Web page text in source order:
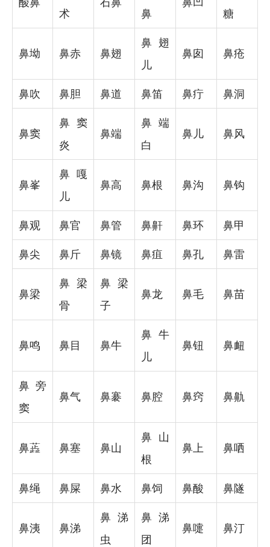
术 鼻 糖
鼻坳 鼻赤 鼻翅
鼻翅
儿
鼻囱 鼻疮
鼻吹 鼻胆 鼻道 鼻笛 鼻疔 鼻洞
鼻窦
鼻窦
炎
鼻端
鼻端
白
鼻儿 鼻风
鼻峯
鼻嘎
儿
鼻高 鼻根 鼻沟 鼻钩
鼻观 鼻官 鼻管 鼻鼾 鼻环
鼻甲
鼻尖
鼻斤 鼻镜 鼻疽 鼻孔 鼻雷
鼻梁
鼻梁
骨
鼻梁
子
鼻龙 鼻毛 鼻苗
鼻鸣 鼻目 鼻牛
鼻牛
儿
鼻钮 鼻衄
鼻旁
窦
鼻气 鼻褰 鼻腔 鼻窍 鼻鼽
鼻蕋 鼻塞 鼻山
鼻山
根
鼻上 鼻哂
鼻绳 鼻屎 鼻水 鼻饲 鼻酸 鼻隧
鼻洟 鼻涕
鼻涕
虫
鼻涕
团
鼻嚏 鼻汀